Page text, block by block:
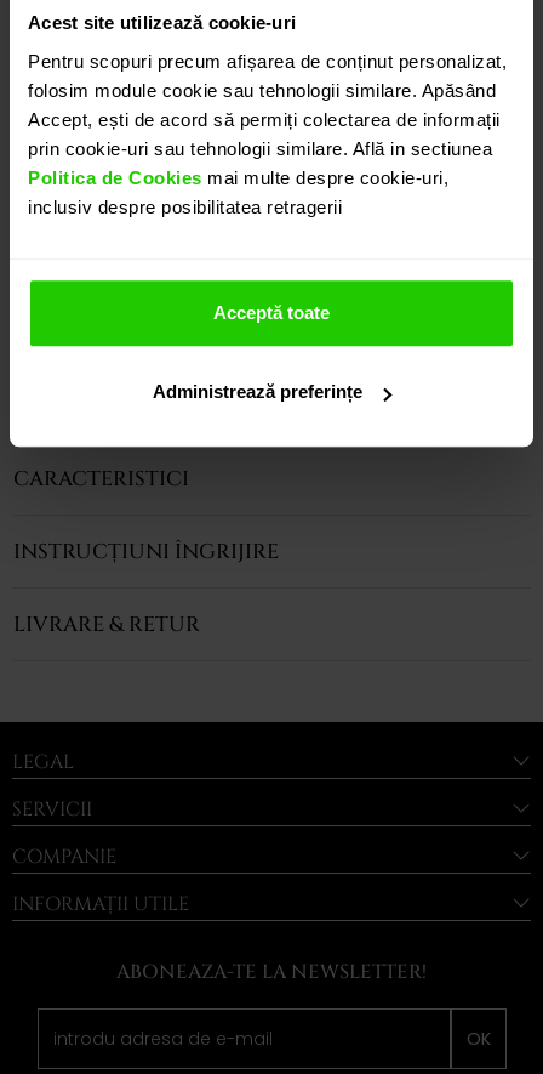
Acest site utilizează cookie-uri
Pentru scopuri precum afișarea de conținut personalizat,
folosim module cookie sau tehnologii similare. Apăsând
Accept, ești de acord să permiți colectarea de informații
prin cookie-uri sau tehnologii similare. Află in sectiunea
Politica de Cookies mai multe despre cookie-uri,
inclusiv despre posibilitatea retragerii
Acceptă toate
Administrează preferințe
CONTACTEAZĂ-NE
DETALII
CERCEI TIMELESS
Cerceii CASIANI TIMELESS realizati din aur alb de 18k
eleganti si in acelasi timp remarcabili.
Variatii precum si modele complementare acestui
produs puteti regasi atat in colectia prezentata pe
CARACTERISTICI
INSTRUCȚIUNI ÎNGRIJIRE
LIVRARE & RETUR
LEGAL
SERVICII
COMPANIE
INFORMAȚII UTILE
ABONEAZA-TE LA NEWSLETTER!
OK